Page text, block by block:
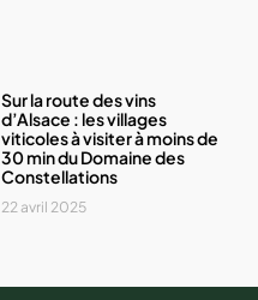
Sur la route des vins
d’Alsace : les villages
viticoles à visiter à moins de
30 min du Domaine des
Constellations
22 avril 2025